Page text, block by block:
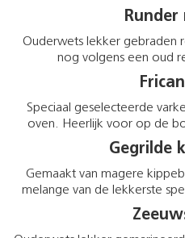
Runder
Ouderwets lekker gebraden
nog volgens een oud
Speciaal geselecteerde
oven. Heerlijk voor op de
Gegrilde
Gemaakt van magere
melange van de lekkerste